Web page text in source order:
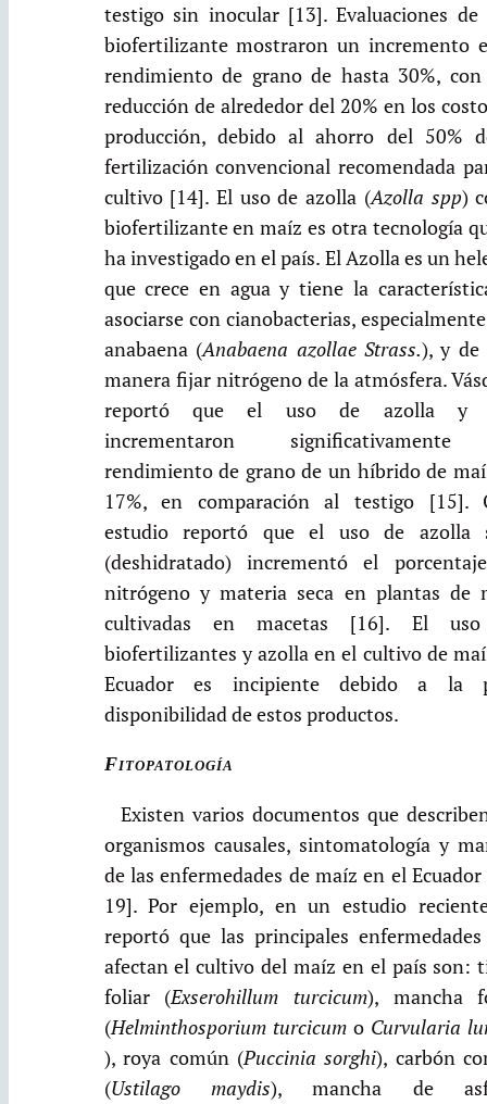
testigo sin inocular [13]. Evaluaciones de
biofertilizante mostraron un incremento
rendimiento de grano de hasta 30%,
reducción de alrededor del 20% en los
producción, debido al ahorro del 50%
fertilización convencional recomendada
cultivo [14]. El uso de azolla (Azolla spp)
biofertilizante en maíz es otra tecnología
ha investigado en el país. El Azolla es un
que crece en agua y tiene la
asociarse con cianobacterias,
anabaena (Anabaena azollae Strass.), y de
manera fijar nitrógeno de la atmósfera.
reportó que el uso de azolla y
incrementaron
rendimiento de grano de un híbrido de
17%, en comparación al testigo [15].
estudio reportó que el uso de azolla
(deshidratado) incrementó el
nitrógeno y materia seca en plantas de
cultivadas en macetas [16]. El
biofertilizantes y azolla en el cultivo de
Ecuador es incipiente debido a la
disponibilidad de estos productos.
Fitopatología
Existen varios documentos que
organismos causales, sintomatología y
de las enfermedades de maíz en el
19]. Por ejemplo, en un estudio
reportó que las principales
afectan el cultivo del maíz en el país son:
foliar (Exserohillum turcicum), mancha
(Helminthosporium turcicum oCurvularia
), roya común (Puccinia sorghi), carbón
(Ustilago maydis), mancha de